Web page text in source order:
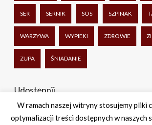
SER SERNIK SOS SZPINAK
WARZYWA WYPIEKI ZDROWIE
ZUPA ŚNIADANIE
Udostępnij
Facebook
TwitterWhatsApp
Share
W ramach naszej witryny stosujemy pliki
optymalizacji treści dostępnych w naszych